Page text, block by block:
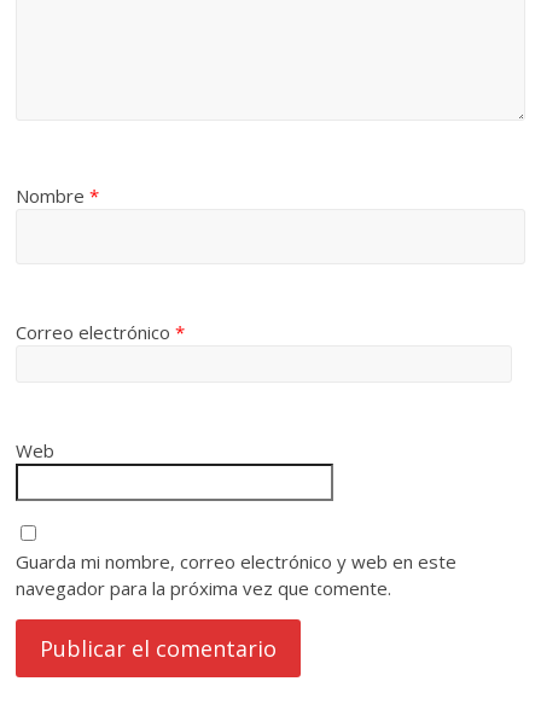
Nombre*
Correo electrónico*
Web
Guarda mi nombre, correo electrónico y web en este
navegador para la próxima vez que comente.